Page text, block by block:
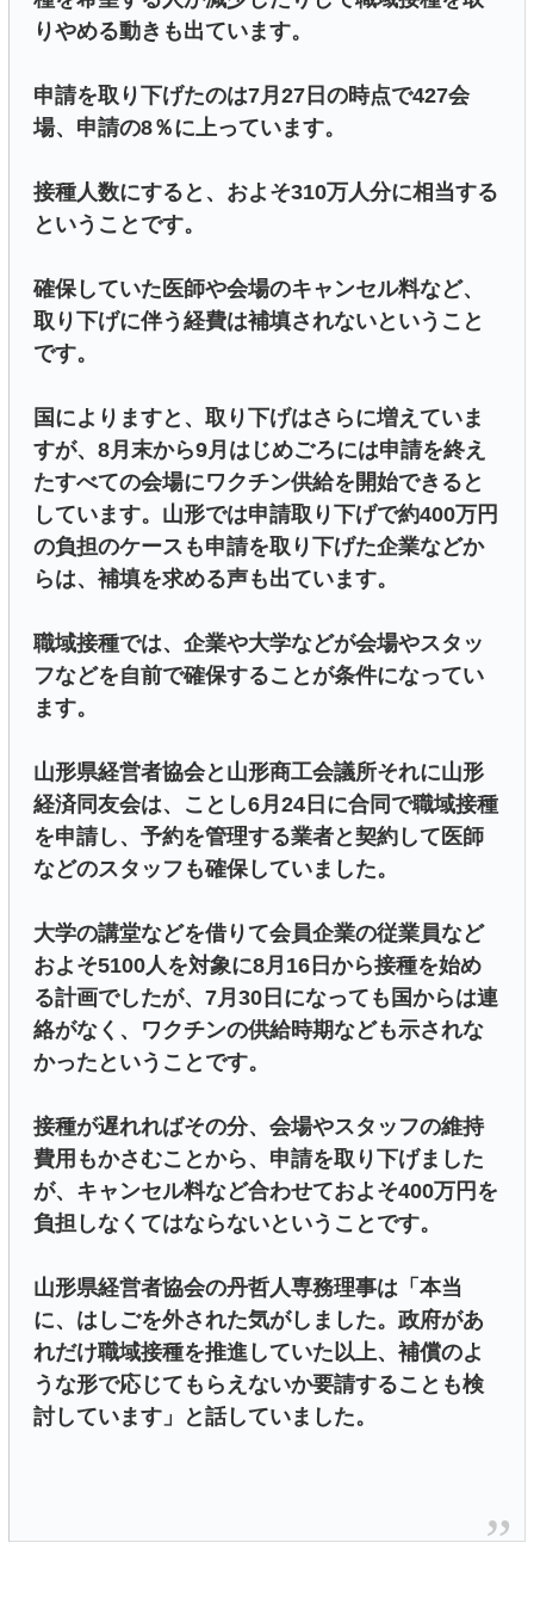
りやめる動きも出ています。
申請を取り下げたのは7月27日の時点で427会
場、申請の8％に上っています。
接種人数にすると、およそ310万人分に相当する
ということです。
確保していた医師や会場のキャンセル料など、
取り下げに伴う経費は補填されないということ
です。
国によりますと、取り下げはさらに増えていま
すが、8月末から9月はじめごろには申請を終え
たすべての会場にワクチン供給を開始できると
しています。山形では申請取り下げで約400万円
の負担のケースも申請を取り下げた企業などか
らは、補填を求める声も出ています。
職域接種では、企業や大学などが会場やスタッ
フなどを自前で確保することが条件になってい
ます。
山形県経営者協会と山形商工会議所それに山形
経済同友会は、ことし6月24日に合同で職域接種
を申請し、予約を管理する業者と契約して医師
などのスタッフも確保していました。
大学の講堂などを借りて会員企業の従業員など
およそ5100人を対象に8月16日から接種を始め
る計画でしたが、7月30日になっても国からは連
絡がなく、ワクチンの供給時期なども示されな
かったということです。
接種が遅れればその分、会場やスタッフの維持
費用もかさむことから、申請を取り下げました
が、キャンセル料など合わせておよそ400万円を
負担しなくてはならないということです。
山形県経営者協会の丹哲人専務理事は「本当
に、はしごを外された気がしました。政府があ
れだけ職域接種を推進していた以上、補償のよ
うな形で応じてもらえないか要請することも検
討しています」と話していました。